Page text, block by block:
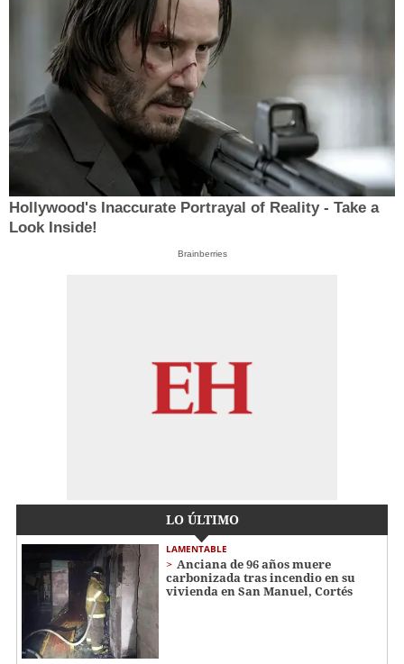
Hollywood's Inaccurate Portrayal of Reality - Take a
Look Inside!
Brainberries
LO ÚLTIMO
LAMENTABLE
Anciana de 96 años muere
carbonizada tras incendio en su
vivienda en San Manuel, Cortés